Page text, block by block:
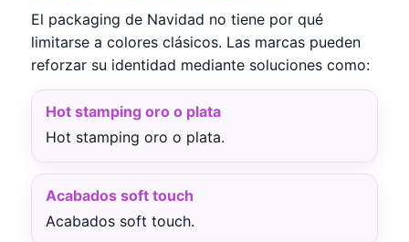
El packaging de Navidad no tiene por qué
limitarse a colores clásicos. Las marcas pueden
reforzar su identidad mediante soluciones como:
Hot stamping oro o plata
Hot stamping oro o plata.
Acabados soft touch
Acabados soft touch.